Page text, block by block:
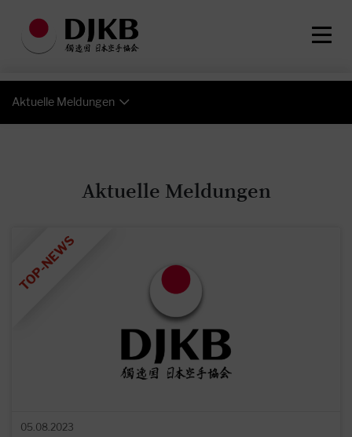
Aktuelle Meldungen
Aktuelle Meldungen
05.08.2023